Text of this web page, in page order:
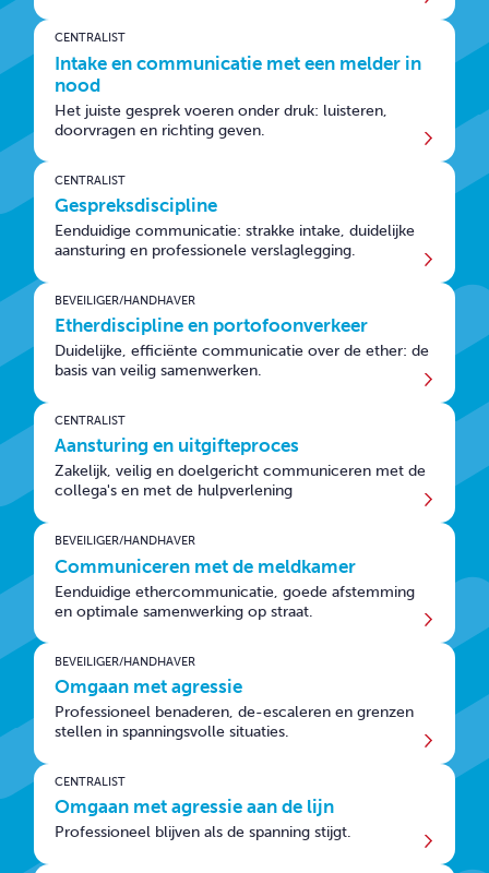
CENTRALIST
Intake en communicatie met een melder in
nood
Het juiste gesprek voeren onder druk: luisteren,
doorvragen en richting geven.
CENTRALIST
Gespreksdiscipline
Eenduidige communicatie: strakke intake, duidelijke
aansturing en professionele verslaglegging.
BEVEILIGER/HANDHAVER
Etherdiscipline en portofoonverkeer
Duidelijke, efficiënte communicatie over de ether: de
basis van veilig samenwerken.
CENTRALIST
Aansturing en uitgifteproces
Zakelijk, veilig en doelgericht communiceren met de
collega's en met de hulpverlening
BEVEILIGER/HANDHAVER
Communiceren met de meldkamer
Eenduidige ethercommunicatie, goede afstemming
en optimale samenwerking op straat.
BEVEILIGER/HANDHAVER
Omgaan met agressie
Professioneel benaderen, de-escaleren en grenzen
stellen in spanningsvolle situaties.
CENTRALIST
Omgaan met agressie aan de lijn
Professioneel blijven als de spanning stijgt.